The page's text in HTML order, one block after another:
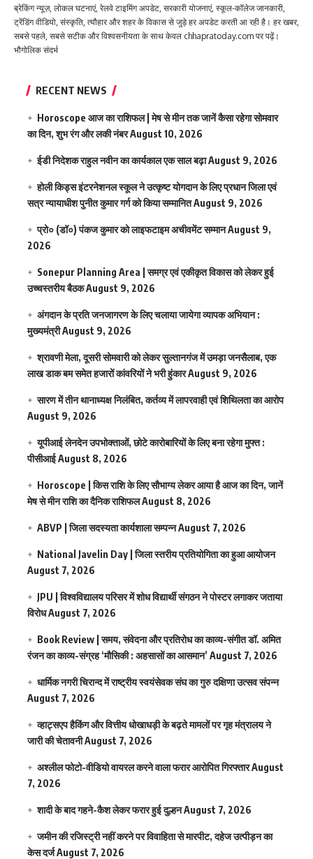
ब्रेकिंग न्यूज़, लोकल घटनाएं, रेलवे टाइमिंग अपडेट, सरकारी योजनाएं, स्कूल-कॉलेज जानकारी,
ट्रेंडिंग वीडियो, संस्कृति, त्यौहार और शहर के विकास से जुड़े हर अपडेट करती आ रही है। हर खबर,
सबसे पहले, सबसे सटीक और विश्वसनीयता के साथ केवल chhapratoday.com पर पढ़ें।
भौगोलिक संदर्भ
RECENT NEWS
Horoscope आज का राशिफल | मेष से मीन तक जानें कैसा रहेगा सोमवार
का दिन, शुभ रंग और लकी नंबरAugust 10, 2026
ईडी निदेशक राहुल नवीन का कार्यकाल एक साल बढ़ाAugust 9, 2026
होली किड्स इंटरनेशनल स्कूल ने उत्कृष्ट योगदान के लिए प्रधान जिला एवं
सत्र न्यायाधीश पुनीत कुमार गर्ग को किया सम्मानितAugust 9, 2026
प्रो० (डॉ०) पंकज कुमार को लाइफटाइम अचीवमेंट सम्मानAugust 9,
2026
Sonepur Planning Area | समग्र एवं एकीकृत विकास को लेकर हुई
उच्चस्तरीय बैठकAugust 9, 2026
अंगदान के प्रति जनजागरण के लिए चलाया जायेगा व्यापक अभियान :
मुख्यमंत्रीAugust 9, 2026
श्रावणी मेला, दूसरी सोमवारी को लेकर सुल्तानगंज में उमड़ा जनसैलाब, एक
लाख डाक बम समेत हजारों कांवरियों ने भरी हुंकारAugust 9, 2026
सारण में तीन थानाध्यक्ष निलंबित, कर्तव्य में लापरवाही एवं शिथिलता का आरोप
August 9, 2026
यूपीआई लेनदेन उपभोक्ताओं, छोटे कारोबारियों के लिए बना रहेगा मुफ्त :
पीसीआईAugust 8, 2026
Horoscope | किस राशि के लिए सौभाग्य लेकर आया है आज का दिन, जानें
मेष से मीन राशि का दैनिक राशिफलAugust 8, 2026
ABVP | जिला सदस्यता कार्यशाला सम्पन्नAugust 7, 2026
National Javelin Day | जिला स्तरीय प्रतियोगिता का हुआ आयोजन
August 7, 2026
JPU | विश्वविद्यालय परिसर में शोध विद्यार्थी संगठन ने पोस्टर लगाकर जताया
विरोधAugust 7, 2026
Book Review | समय, संवेदना और प्रतिरोध का काव्य-संगीत डॉ. अमित
रंजन का काव्य-संग्रह ‘मौसिकी : अहसासों का आसमान’ August 7, 2026
धार्मिक नगरी चिरान्द में राष्ट्रीय स्वयंसेवक संघ का गुरु दक्षिणा उत्सव संपन्न
August 7, 2026
व्हाट्सएप हैकिंग और वित्तीय धोखाधड़ी के बढ़ते मामलों पर गृह मंत्रालय ने
जारी की चेतावनीAugust 7, 2026
अश्लील फोटो-वीडियो वायरल करने वाला फरार आरोपित गिरफ्तारAugust
7, 2026
शादी के बाद गहने-कैश लेकर फरार हुई दुल्हनAugust 7, 2026
जमीन की रजिस्ट्री नहीं करने पर विवाहिता से मारपीट, दहेज उत्पीड़न का
केस दर्जAugust 7, 2026